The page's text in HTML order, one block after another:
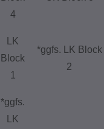
4
LK
Block
1
*ggfs. LK Block
2
*ggfs.
LK